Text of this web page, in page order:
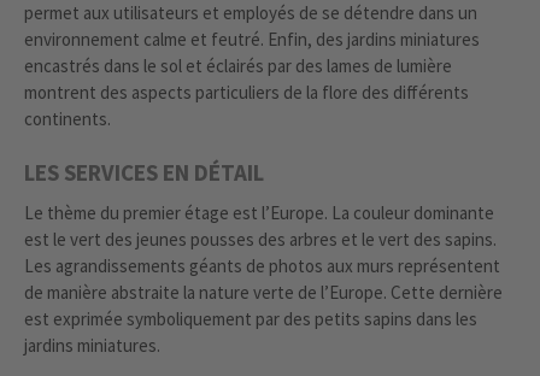
permet aux utilisateurs et employés de se détendre dans un
environnement calme et feutré. Enfin, des jardins miniatures
encastrés dans le sol et éclairés par des lames de lumière
montrent des aspects particuliers de la flore des différents
continents.
LES SERVICES EN DÉTAIL
Le thème du premier étage est l’Europe. La couleur dominante
est le vert des jeunes pousses des arbres et le vert des sapins.
Les agrandissements géants de photos aux murs représentent
de manière abstraite la nature verte de l’Europe. Cette dernière
est exprimée symboliquement par des petits sapins dans les
jardins miniatures.